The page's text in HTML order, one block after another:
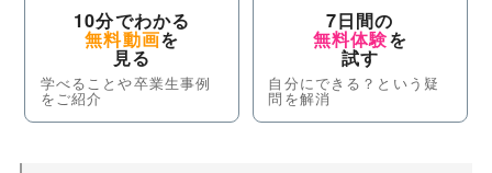
10分でわかる
無料動画を
見る
学べることや卒業生事例
をご紹介
7日間の
無料体験を
試す
自分にできる？という疑
問を解消